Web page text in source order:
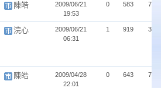
陳皓
2009/06/21
19:53
0 583 7
浣心
2009/06/21
06:31
1 919 3
陳皓
2009/04/28
22:01
0 643 7